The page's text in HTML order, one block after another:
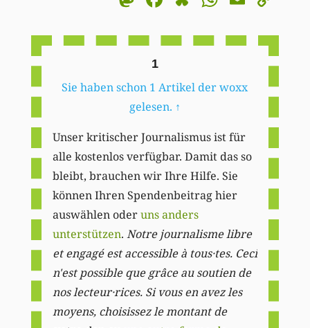
1
Sie haben schon 1 Artikel der woxx
gelesen. ↑
Unser kritischer Journalismus ist für
alle kostenlos verfügbar. Damit das so
bleibt, brauchen wir Ihre Hilfe. Sie
können Ihren Spendenbeitrag hier
auswählen oderuns anders
unterstützen. Notre journalisme libre
et engagé est accessible à tous·tes. Ceci
n'est possible que grâce au soutien de
nos lecteur·rices. Si vous en avez les
moyens, choisissez le montant de